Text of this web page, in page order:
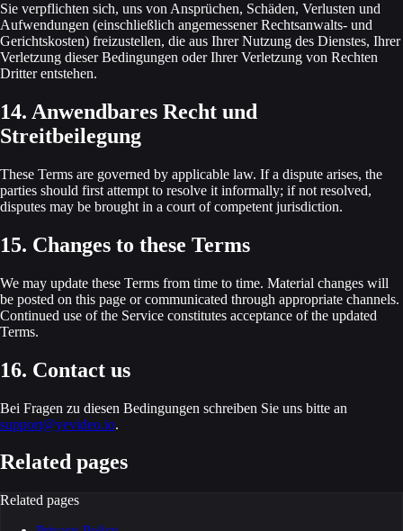
Sie verpflichten sich, uns von Ansprüchen, Schäden, Verlusten und
Aufwendungen (einschließlich angemessener Rechts­anwalts‑ und
Gerichtskosten) freizustellen, die aus Ihrer Nutzung des Dienstes, Ihrer
Verletzung dieser Bedingungen oder Ihrer Verletzung von Rechten
Dritter entstehen.
14. Anwendbares Recht und
Streitbeilegung
These Terms are governed by applicable law. If a dispute arises, the
parties should first attempt to resolve it informally; if not resolved,
disputes may be brought in a court of competent jurisdiction.
15. Changes to these Terms
We may update these Terms from time to time. Material changes will
be posted on this page or communicated through appropriate channels.
Continued use of the Service constitutes acceptance of the updated
Terms.
16. Contact us
Bei Fragen zu diesen Bedingungen schreiben Sie uns bitte an
support@yevideo.io.
Related pages
Related pages